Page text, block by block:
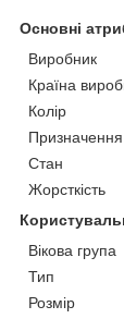
Основні
Виробник
Країна
Колір
Призначення
Стан
Жорсткість
Вікова група
Тип
Розмір